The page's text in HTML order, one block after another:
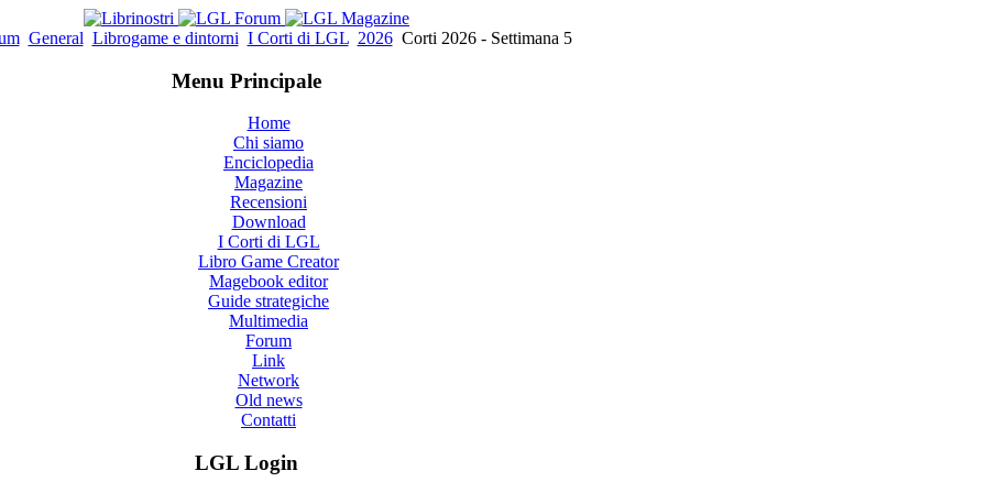
General Librogame e dintorni I Corti di LGL 2026 Corti 2026 - Settimana 5
Menu Principale
Home
Chi siamo
Enciclopedia
Magazine
Recensioni
Download
I Corti di LGL
Libro Game Creator
Magebook editor
Guide strategiche
Multimedia
Forum
Link
Network
Old news
Contatti
LGL Login